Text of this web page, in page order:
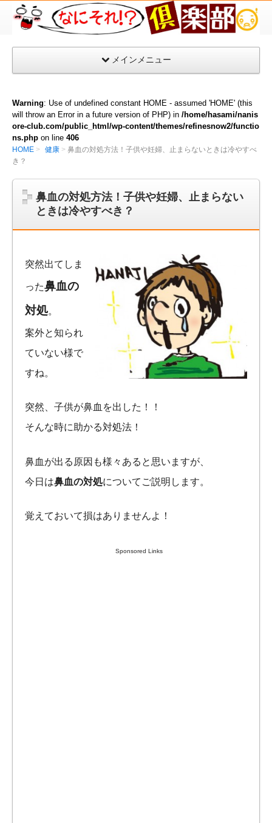
な
そ
部
メインメニュー
Warning: Use of undefined constant HOME - assumed 'HOME' (this
will throw an Error in a future version of PHP) in /home/hasami/nanis
ore-club.com/public_html/wp-content/themes/refinesnow2/functio
ns.php on line 406
HOME 健康
鼻血の対処方法！子供や妊婦、止まらないときは冷やすべ
き？
鼻血の対処方法！子供や妊婦、止まらない
ときは冷やすべき？
突然出てしま
った鼻血の
対処。
案外と知られ
ていない様で
すね。
突然、子供が鼻血を出した！！
そんな時に助かる対処法！
鼻血が出る原因も様々あると思いますが、
今日は鼻血の対処についてご説明します。
覚えておいて損はありませんよ！
Sponsored Links